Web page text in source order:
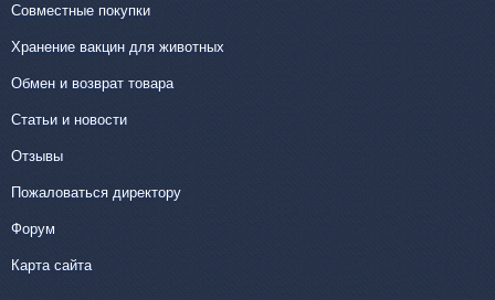
Совместные покупки
Хранение вакцин для животных
Обмен и возврат товара
Статьи и новости
Отзывы
Пожаловаться директору
Форум
Карта сайта